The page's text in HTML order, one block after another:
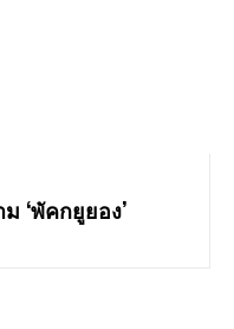
‘พัคกยูยอง’